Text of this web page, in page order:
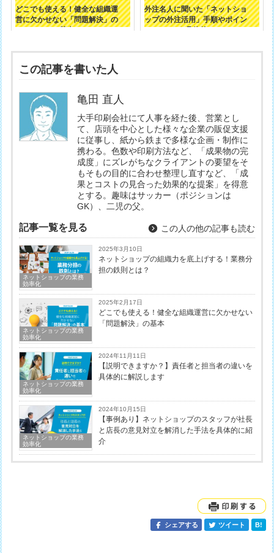
どこでも使える！健全な組織運
営に欠かせない「問題解決」の
外注名人に聞いた「ネットショ
ップの外注活用」手順やポイン
この記事を書いた人
亀田 直人
大手印刷会社にて人事を経た後、営業とし
て、店頭を中心とした様々な企業の販促支援
に従事し、紙から鉄まで多様な企画・制作に
携わる。色数や印刷方法など、「成果物の完
成度」にズレがちなクライアントの要望をそ
もそもの目的に合わせ整理し直すなど、「成
果とコストの見合った効果的な提案」を得意
とする。趣味はサッカー（ポジションは
GK）、二児の父。
記事一覧を見る この人の他の記事も読む
ネットショップの業務
効率化
2025年3月10日
ネットショップの組織力を底上げする！業務分
担の鉄則とは？
ネットショップの業務
効率化
2025年2月17日
どこでも使える！健全な組織運営に欠かせない
「問題解決」の基本
ネットショップの業務
効率化
2024年11月11日
【説明できますか？】責任者と担当者の違いを
具体的に解説します
ネットショップの業務
効率化
2024年10月15日
【事例あり】ネットショップのスタッフが社長
と店長の意見対立を解消した手法を具体的に紹
介
シェアする ツイート B!